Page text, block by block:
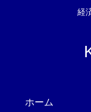
経
ホーム